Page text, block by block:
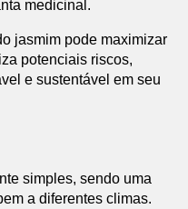
medicinal.
jasmim pode maximizar
potenciais riscos,
e sustentável em seu
simples, sendo uma
a diferentes climas.